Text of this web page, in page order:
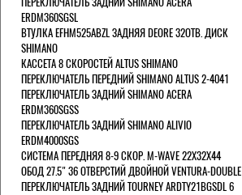
ERDM360SGSL
ВТУЛКА EFHM525ABZL ЗАДНЯЯ DEORE 32ОТВ. ДИСК
SHIMANO
КАССЕТА 8 СКОРОСТЕЙ ALTUS SHIMANO
ПЕРЕКЛЮЧАТЕЛЬ ПЕРЕДНИЙ SHIMANO ALTUS 2-4041
ПЕРЕКЛЮЧАТЕЛЬ ЗАДНИЙ SHIMANO ACERA
ERDM360SGSS
ПЕРЕКЛЮЧАТЕЛЬ ЗАДНИЙ SHIMANO ALIVIO
ERDM4000SGS
СИСТЕМА ПЕРЕДНЯЯ 8-9 СКОР. M-WAVE 22Х32Х44
ОБОД 27.5" 36 ОТВЕРСТИЙ ДВОЙНОЙ VENTURA-DOUBLE
ПЕРЕКЛЮЧАТЕЛЬ ЗАДНИЙ TOURNEY ARDTY21BGSDL 6